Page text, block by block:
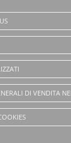
DI VENDITA